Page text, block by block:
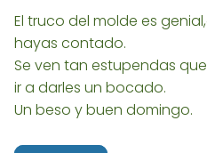
El truco del molde es
hayas contado.
Se ven tan estupendas
ir a darles un bocado.
Un beso y buen domingo.